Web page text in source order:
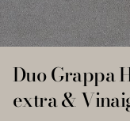
Duo Grappa
extra &